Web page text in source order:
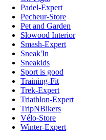
Padel-Expert
Pecheur-Store
Pet and Garden
Slowood Interior
Smash-Expert
Sneak'In
Sneakids
Sport is good
Training-Fit
Trek-Expert
Triathlon-Expert
TripNBikers
Vélo-Store
Winter-Expert